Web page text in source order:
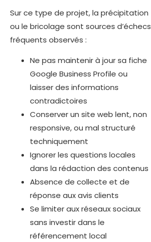
Sur ce type de projet, la précipitation
ou le bricolage sont sources d’échecs
fréquents observés :
Ne pas maintenir à jour sa fiche
Google Business Profile ou
laisser des informations
contradictoires
Conserver un site web lent, non
responsive, ou mal structuré
techniquement
Ignorer les questions locales
dans la rédaction des contenus
Absence de collecte et de
réponse aux avis clients
Se limiter aux réseaux sociaux
sans investir dans le
référencement local